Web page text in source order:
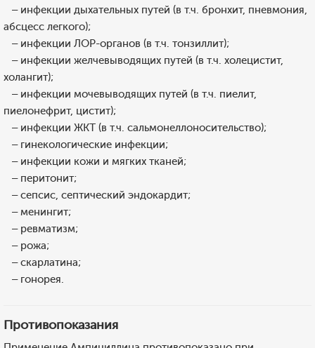
– инфекции дыхательных путей (в т.ч. бронхит, пневмония,
абсцесс легкого);
– инфекции ЛОР-органов (в т.ч. тонзиллит);
– инфекции желчевыводящих путей (в т.ч. холецистит,
холангит);
– инфекции мочевыводящих путей (в т.ч. пиелит,
пиелонефрит, цистит);
– инфекции ЖКТ (в т.ч. сальмонеллоносительство);
– гинекологические инфекции;
– инфекции кожи и мягких тканей;
– перитонит;
– сепсис, септический эндокардит;
– менингит;
– ревматизм;
– рожа;
– скарлатина;
– гонорея.
Противопоказания